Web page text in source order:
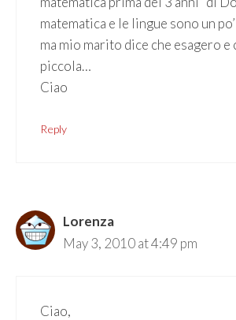
matematica e le lingue sono un
ma mio marito dice che esagero e
piccola…
Ciao
Reply
Lorenza
May 3, 2010 at 4:49 pm
Ciao,